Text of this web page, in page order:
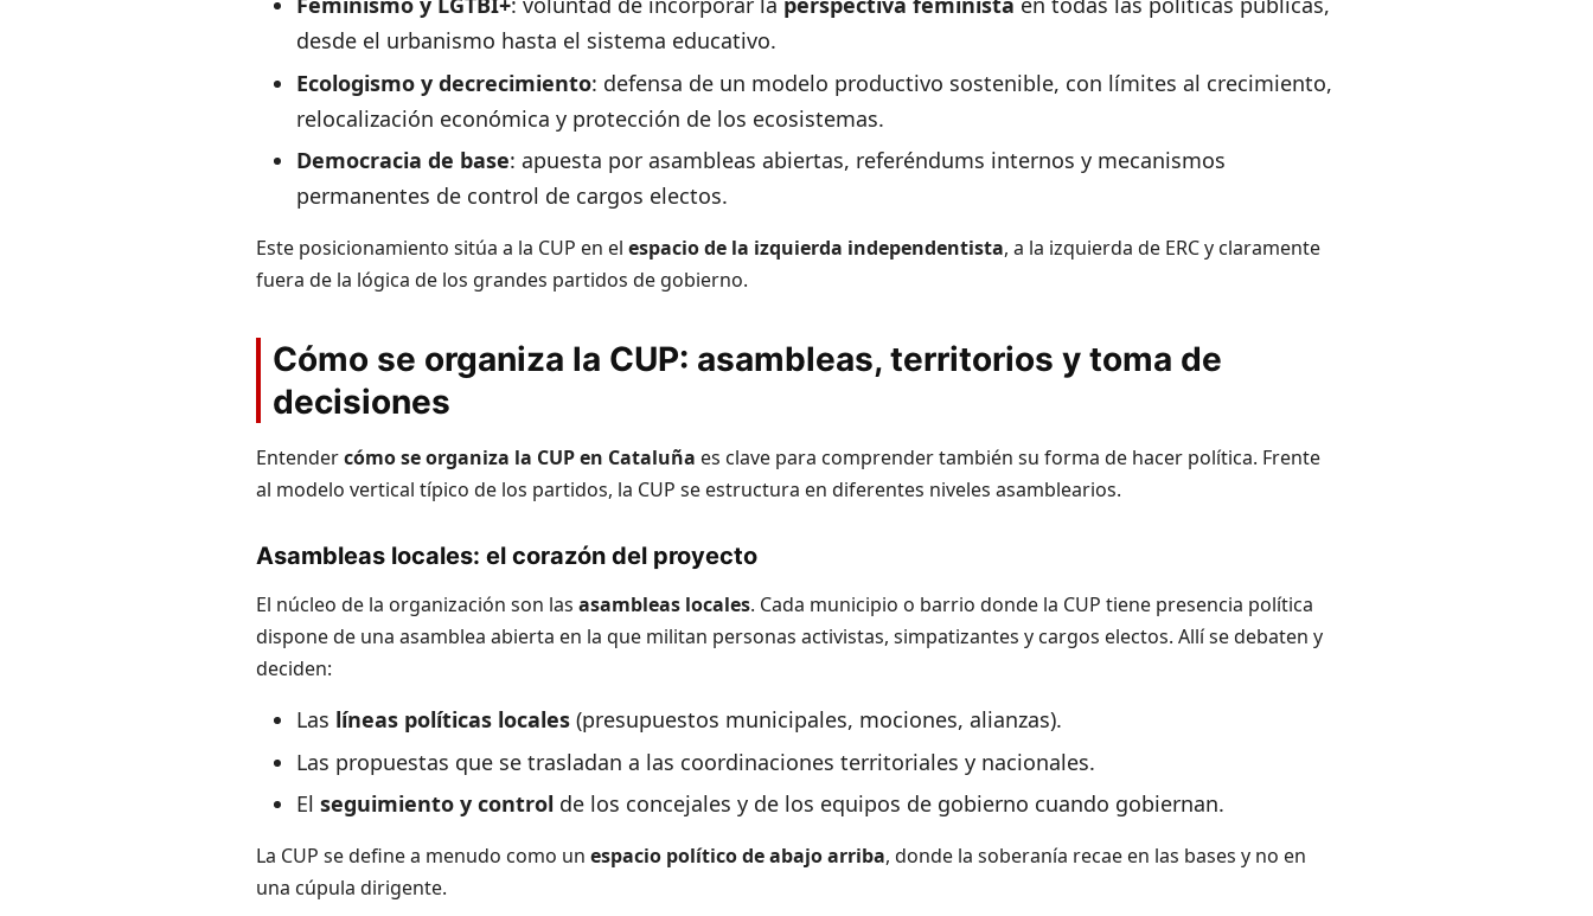
desde el urbanismo hasta el sistema educativo.
Ecologismo y decrecimiento: defensa de un modelo productivo sostenible, con límites al crecimiento,
relocalización económica y protección de los ecosistemas.
Democracia de base: apuesta por asambleas abiertas, referéndums internos y mecanismos
permanentes de control de cargos electos.
Este posicionamiento sitúa a la CUP en el espacio de la izquierda independentista, a la izquierda de ERC y claramente
fuera de la lógica de los grandes partidos de gobierno.
Cómo se organiza la CUP: asambleas, territorios y toma de
decisiones
Entendercómo se organiza la CUP en Cataluña es clave para comprender también su forma de hacer política. Frente
al modelo vertical típico de los partidos, la CUP se estructura en diferentes niveles asamblearios.
Asambleas locales: el corazón del proyecto
El núcleo de la organización son las asambleas locales. Cada municipio o barrio donde la CUP tiene presencia política
dispone de una asamblea abierta en la que militan personas activistas, simpatizantes y cargos electos. Allí se debaten y
deciden:
Las líneas políticas locales(presupuestos municipales, mociones, alianzas).
Las propuestas que se trasladan a las coordinaciones territoriales y nacionales.
El seguimiento y control de los concejales y de los equipos de gobierno cuando gobiernan.
La CUP se define a menudo como un espacio político de abajo arriba, donde la soberanía recae en las bases y no en
una cúpula dirigente.